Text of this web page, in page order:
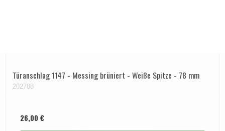
Türanschlag 1147 - Messing brüniert - Weiße Spitze - 78 mm
202788
26,00 €